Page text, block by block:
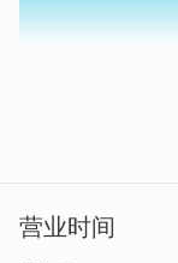
顺天旅店位於金门
营业时间